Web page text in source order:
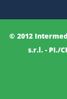
© 2012
s.r.l. - PI./